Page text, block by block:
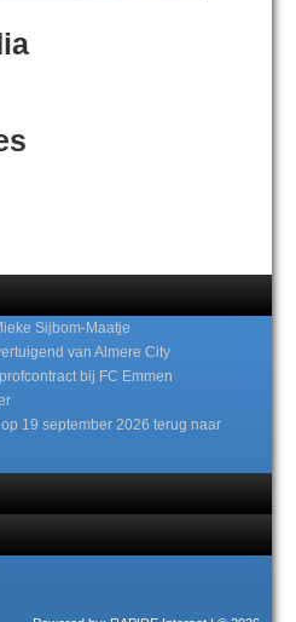
Sijbom-Maatje
van Almere City
bij FC Emmen
19 september 2026 terug naar